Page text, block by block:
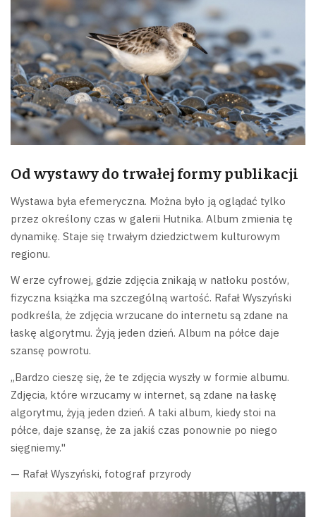
Od wystawy do trwałej formy publikacji
Wystawa była efemeryczna. Można było ją oglądać tylko
przez określony czas w galerii Hutnika. Album zmienia tę
dynamikę. Staje się trwałym dziedzictwem kulturowym
regionu.
W erze cyfrowej, gdzie zdjęcia znikają w natłoku postów,
fizyczna książka ma szczególną wartość. Rafał Wyszyński
podkreśla, że zdjęcia wrzucane do internetu są zdane na
łaskę algorytmu. Żyją jeden dzień. Album na półce daje
szansę powrotu.
„Bardzo cieszę się, że te zdjęcia wyszły w formie albumu.
Zdjęcia, które wrzucamy w internet, są zdane na łaskę
algorytmu, żyją jeden dzień. A taki album, kiedy stoi na
półce, daje szansę, że za jakiś czas ponownie po niego
sięgniemy."
— Rafał Wyszyński, fotograf przyrody